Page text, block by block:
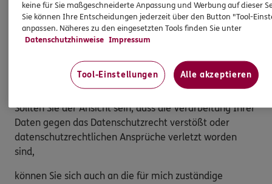
Verantwortlichen
Möchten Sie von Ihren Rechten Gebrauch machen,
genügt eine E-Mail an:
Antonio.De.Virgilio@ergo.de.
Sollten Sie der Ansicht sein, dass die Verarbeitung Ihrer
Daten gegen das Datenschutzrecht verstößt oder
datenschutzrechtlichen Ansprüche verletzt worden
sind,
können Sie sich auch an die für mich zuständige
keine für Sie maßgeschneiderte Anpassung und Werbung auf dieser
Sie können Ihre Entscheidungen jederzeit über den Button "Tool-
anpassen. Näheres zu den eingesetzten Tools finden Sie unter
Datenschutzhinweise Impressum
Tool-Einstellungen Alle akzeptieren